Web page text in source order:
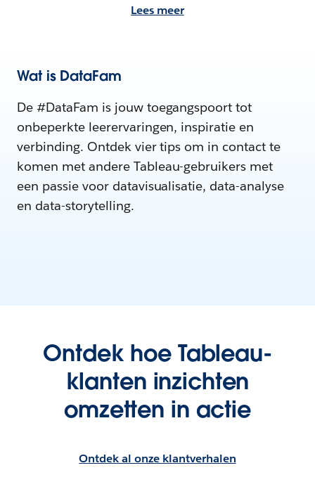
Lees meer
Wat is DataFam
De #DataFam is jouw toegangspoort tot
onbeperkte leerervaringen, inspiratie en
verbinding. Ontdek vier tips om in contact te
komen met andere Tableau-gebruikers met
een passie voor datavisualisatie, data-analyse
en data-storytelling.
Ontdek hoe Tableau-
klanten inzichten
omzetten in actie
Ontdek al onze klantverhalen